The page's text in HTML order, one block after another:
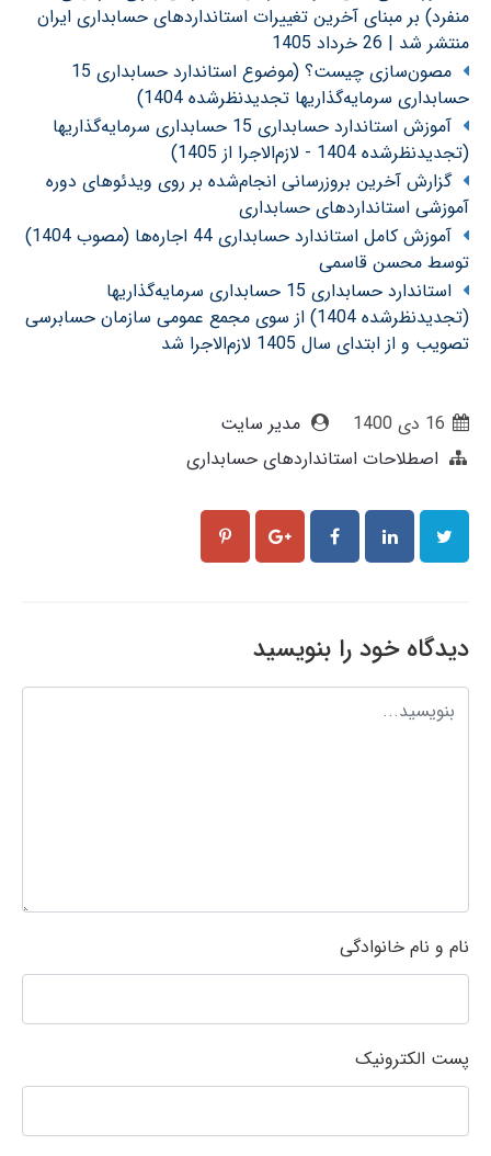
منفرد) بر مبنای آخرین تغییرات استانداردهای حسابداری ایران
منتشر شد | 26 خرداد 1405
مصون‌سازی چیست؟ (موضوع استاندارد حسابداری 15
حسابداری سرمایه‌گذاریها تجدیدنظرشده 1404)
آموزش استاندارد حسابداری 15 حسابداری سرمایه‌گذاریها
(تجدیدنظرشده 1404 - لازم‌الاجرا از 1405)
گزارش آخرین بروزرسانی انجام‌شده بر روی ویدئوهای دوره
آموزشی استانداردهای حسابداری
آموزش کامل استاندارد حسابداری 44 اجاره‌ها (مصوب 1404)
توسط محسن قاسمی
استاندارد حسابداری 15 حسابداری سرمایه‌گذاریها
(تجدیدنظرشده 1404) از سوی مجمع عمومی سازمان حسابرسی
تصویب و از ابتدای سال 1405 لازم‌الاجرا شد
16 دی 1400
مدیر سایت
اصطلاحات استانداردهای حسابداری
دیدگاه خود را بنویسید
نام و نام خانوادگی
پست الکترونیک